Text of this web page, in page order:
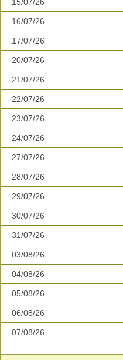
16/07/26
17/07/26
20/07/26
21/07/26
22/07/26
23/07/26
24/07/26
27/07/26
28/07/26
29/07/26
30/07/26
31/07/26
03/08/26
04/08/26
05/08/26
06/08/26
07/08/26